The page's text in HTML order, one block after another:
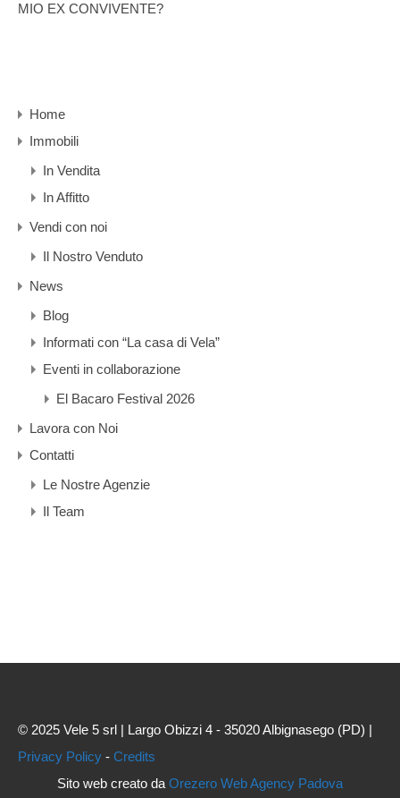
MIO EX CONVIVENTE?
Home
Immobili
In Vendita
In Affitto
Vendi con noi
Il Nostro Venduto
News
Blog
Informati con “La casa di Vela”
Eventi in collaborazione
El Bacaro Festival 2026
Lavora con Noi
Contatti
Le Nostre Agenzie
Il Team
© 2025 Vele 5 srl | Largo Obizzi 4 - 35020 Albignasego (PD) |
Privacy Policy - Credits
Sito web creato da Orezero Web Agency Padova